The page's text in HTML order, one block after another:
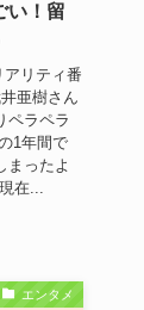
い！留
アリティ番
亜樹さん
ペラペラ
1年間で
まったよ
在...
エンタメ